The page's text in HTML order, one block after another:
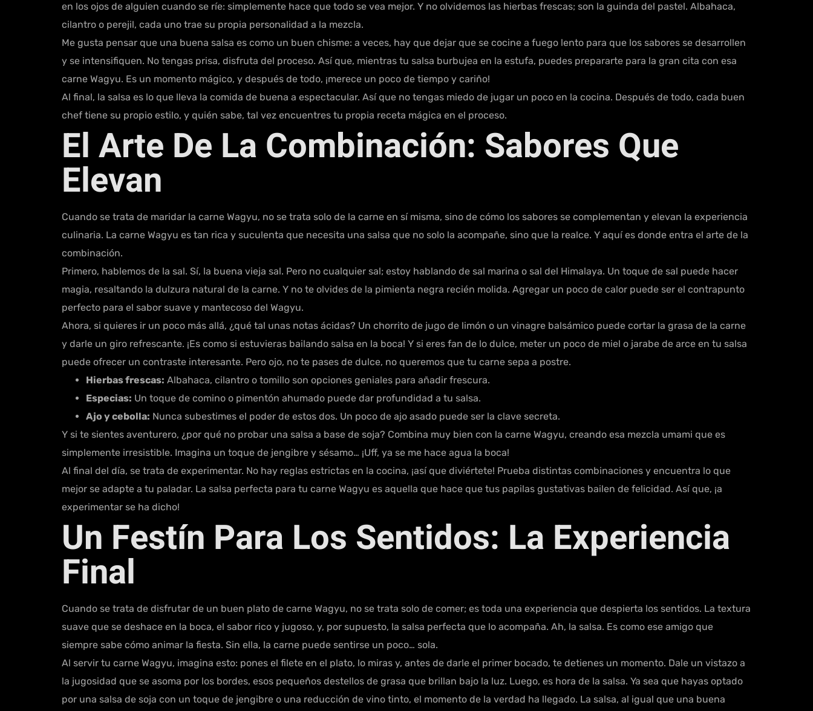
en los ojos de alguien cuando se ríe: simplemente hace que todo se vea mejor. Y no olvidemos las hierbas frescas; son la guinda del pastel. Albahaca,
cilantro o perejil, cada uno trae su propia personalidad a la mezcla.
Me gusta pensar que una buena salsa es como un buen chisme: a veces, hay que dejar que se cocine a fuego lento para que los sabores se desarrollen
y se intensifiquen. No tengas prisa, disfruta del proceso. Así que, mientras tu salsa burbujea en la estufa, puedes prepararte para la gran cita con esa
carne Wagyu. Es un momento mágico, y después de todo, ¡merece un poco de tiempo y cariño!
Al final, la salsa es lo que lleva la comida de buena a espectacular. Así que no tengas miedo de jugar un poco en la cocina. Después de todo, cada buen
chef tiene su propio estilo, y quién sabe, tal vez encuentres tu propia receta mágica en el proceso.
El Arte De La Combinación: Sabores Que
Elevan
Cuando se trata de maridar la carne Wagyu, no se trata solo de la carne en sí misma, sino de cómo los sabores se complementan y elevan la experiencia
culinaria. La carne Wagyu es tan rica y suculenta que necesita una salsa que no solo la acompañe, sino que la realce. Y aquí es donde entra el arte de la
combinación.
Primero, hablemos de la sal. Sí, la buena vieja sal. Pero no cualquier sal; estoy hablando de sal marina o sal del Himalaya. Un toque de sal puede hacer
magia, resaltando la dulzura natural de la carne. Y no te olvides de la pimienta negra recién molida. Agregar un poco de calor puede ser el contrapunto
perfecto para el sabor suave y mantecoso del Wagyu.
Ahora, si quieres ir un poco más allá, ¿qué tal unas notas ácidas? Un chorrito de jugo de limón o un vinagre balsámico puede cortar la grasa de la carne
y darle un giro refrescante. ¡Es como si estuvieras bailando salsa en la boca! Y si eres fan de lo dulce, meter un poco de miel o jarabe de arce en tu salsa
puede ofrecer un contraste interesante. Pero ojo, no te pases de dulce, no queremos que tu carne sepa a postre.
Hierbas frescas: Albahaca, cilantro o tomillo son opciones geniales para añadir frescura.
Especias: Un toque de comino o pimentón ahumado puede dar profundidad a tu salsa.
Ajo y cebolla: Nunca subestimes el poder de estos dos. Un poco de ajo asado puede ser la clave secreta.
Y si te sientes aventurero, ¿por qué no probar una salsa a base de soja? Combina muy bien con la carne Wagyu, creando esa mezcla umami que es
simplemente irresistible. Imagina un toque de jengibre y sésamo… ¡Uff, ya se me hace agua la boca!
Al final del día, se trata de experimentar. No hay reglas estrictas en la cocina, ¡así que diviértete! Prueba distintas combinaciones y encuentra lo que
mejor se adapte a tu paladar. La salsa perfecta para tu carne Wagyu es aquella que hace que tus papilas gustativas bailen de felicidad. Así que, ¡a
experimentar se ha dicho!
Un Festín Para Los Sentidos: La Experiencia
Final
Cuando se trata de disfrutar de un buen plato de carne Wagyu, no se trata solo de comer; es toda una experiencia que despierta los sentidos. La textura
suave que se deshace en la boca, el sabor rico y jugoso, y, por supuesto, la salsa perfecta que lo acompaña. Ah, la salsa. Es como ese amigo que
siempre sabe cómo animar la fiesta. Sin ella, la carne puede sentirse un poco… sola.
Al servir tu carne Wagyu, imagina esto: pones el filete en el plato, lo miras y, antes de darle el primer bocado, te detienes un momento. Dale un vistazo a
la jugosidad que se asoma por los bordes, esos pequeños destellos de grasa que brillan bajo la luz. Luego, es hora de la salsa. Ya sea que hayas optado
por una salsa de soja con un toque de jengibre o una reducción de vino tinto, el momento de la verdad ha llegado. La salsa, al igual que una buena